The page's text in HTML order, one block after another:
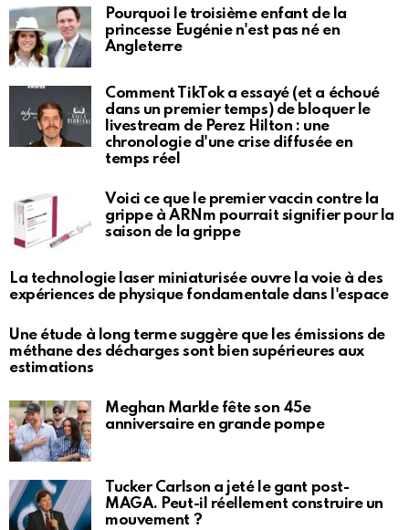
Pourquoi le troisième enfant de la
princesse Eugénie n'est pas né en
Angleterre
Comment TikTok a essayé (et a échoué
dans un premier temps) de bloquer le
livestream de Perez Hilton : une
chronologie d'une crise diffusée en
temps réel
Voici ce que le premier vaccin contre la
grippe à ARNm pourrait signifier pour la
saison de la grippe
La technologie laser miniaturisée ouvre la voie à des
expériences de physique fondamentale dans l'espace
Une étude à long terme suggère que les émissions de
méthane des décharges sont bien supérieures aux
estimations
Meghan Markle fête son 45e
anniversaire en grande pompe
Tucker Carlson a jeté le gant post-
MAGA. Peut-il réellement construire un
mouvement ?